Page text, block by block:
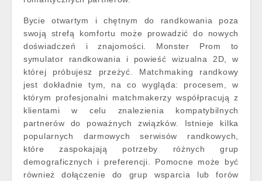
Bycie otwartym i chętnym do randkowania poza
swoją strefą komfortu może prowadzić do nowych
doświadczeń i znajomości. Monster Prom to
symulator randkowania i powieść wizualna 2D, w
której próbujesz przeżyć. Matchmaking randkowy
jest dokładnie tym, na co wygląda: procesem, w
którym profesjonalni matchmakerzy współpracują z
klientami w celu znalezienia kompatybilnych
partnerów do poważnych związków. Istnieje kilka
popularnych darmowych serwisów randkowych,
które zaspokajają potrzeby różnych grup
demograficznych i preferencji. Pomocne może być
również dołączenie do grup wsparcia lub forów